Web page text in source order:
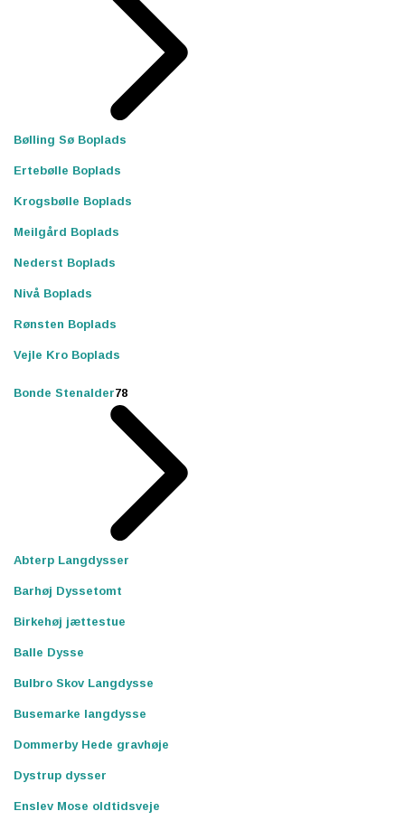
Bølling Sø Boplads
Ertebølle Boplads
Krogsbølle Boplads
Meilgård Boplads
Nederst Boplads
Nivå Boplads
Rønsten Boplads
Vejle Kro Boplads
Bonde Stenalder78
Abterp Langdysser
Barhøj Dyssetomt
Birkehøj jættestue
Balle Dysse
Bulbro Skov Langdysse
Busemarke langdysse
Dommerby Hede gravhøje
Dystrup dysser
Enslev Mose oldtidsveje